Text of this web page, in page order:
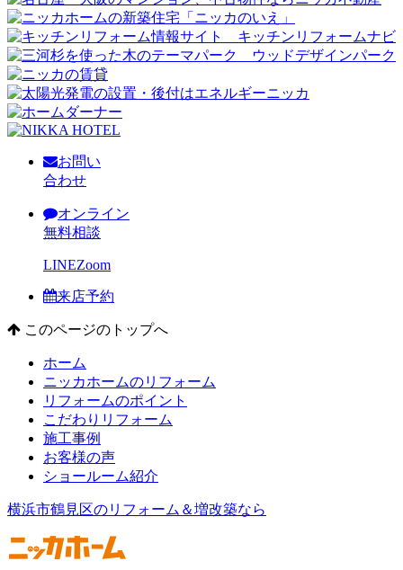
お問い
合わせ
オンライン
無料相談
LINEZoom
来店予約
このページのトップへ
ホーム
ニッカホームのリフォーム
リフォームのポイント
こだわりリフォーム
施工事例
お客様の声
ショールーム紹介
横浜市鶴見区のリフォーム＆増改築なら